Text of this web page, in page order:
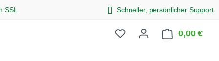
SSL Schneller, persönlicher Support
0,00 €